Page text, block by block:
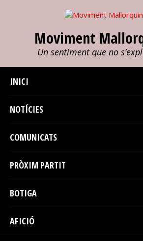
Moviment
Un sentiment que no
INICI
NOTÍCIES
COMUNICATS
PRÒXIM PARTIT
BOTIGA
AFICIÓ